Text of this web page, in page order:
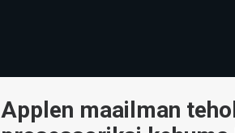
Applen maailman